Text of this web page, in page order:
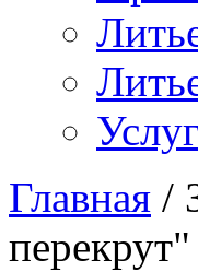
Главная /
перекрут"